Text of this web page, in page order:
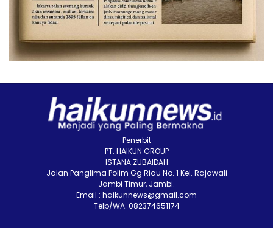
Penerbit
PT. HAIKUN GROUP
ISTANA ZUBAIDAH
Jalan Panglima Polim Gg Riau No. 1 Kel. Rajawali
Jambi Timur, Jambi.
Email : haikunnews@gmail.com
Telp/WA. 082374651174